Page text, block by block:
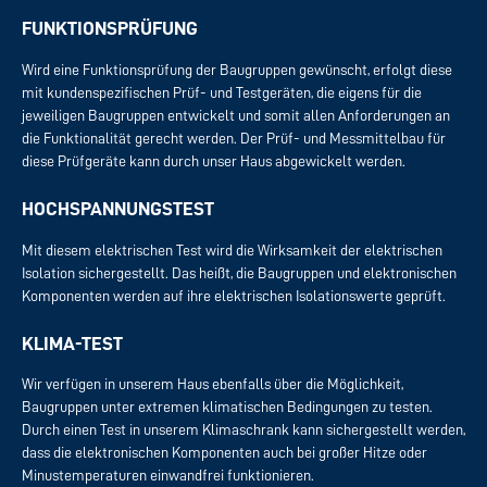
FUNKTIONSPRÜFUNG
Wird eine Funktionsprüfung der Baugruppen gewünscht, erfolgt diese
mit kundenspezifischen Prüf- und Testgeräten, die eigens für die
jeweiligen Baugruppen entwickelt und somit allen Anforderungen an
die Funktionalität gerecht werden. Der Prüf- und Messmittelbau für
diese Prüfgeräte kann durch unser Haus abgewickelt werden.
HOCHSPANNUNGSTEST
Mit diesem elektrischen Test wird die Wirksamkeit der elektrischen
Isolation sichergestellt. Das heißt, die Baugruppen und elektronischen
Komponenten werden auf ihre elektrischen Isolationswerte geprüft.
KLIMA-TEST
Wir verfügen in unserem Haus ebenfalls über die Möglichkeit,
Baugruppen unter extremen klimatischen Bedingungen zu testen.
Durch einen Test in unserem Klimaschrank kann sichergestellt werden,
dass die elektronischen Komponenten auch bei großer Hitze oder
Minustemperaturen einwandfrei funktionieren.